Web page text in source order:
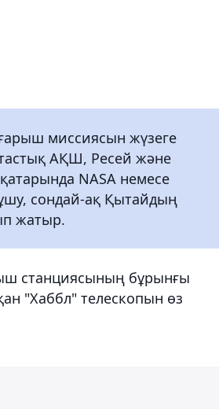
ғарыш миссиясын жүзеге
АҚШ, Ресей және
NASA немесе
сондай-ақ Қытайдың
жатыр.
станциясының бұрынғы
"Хаббл" телескопын өз